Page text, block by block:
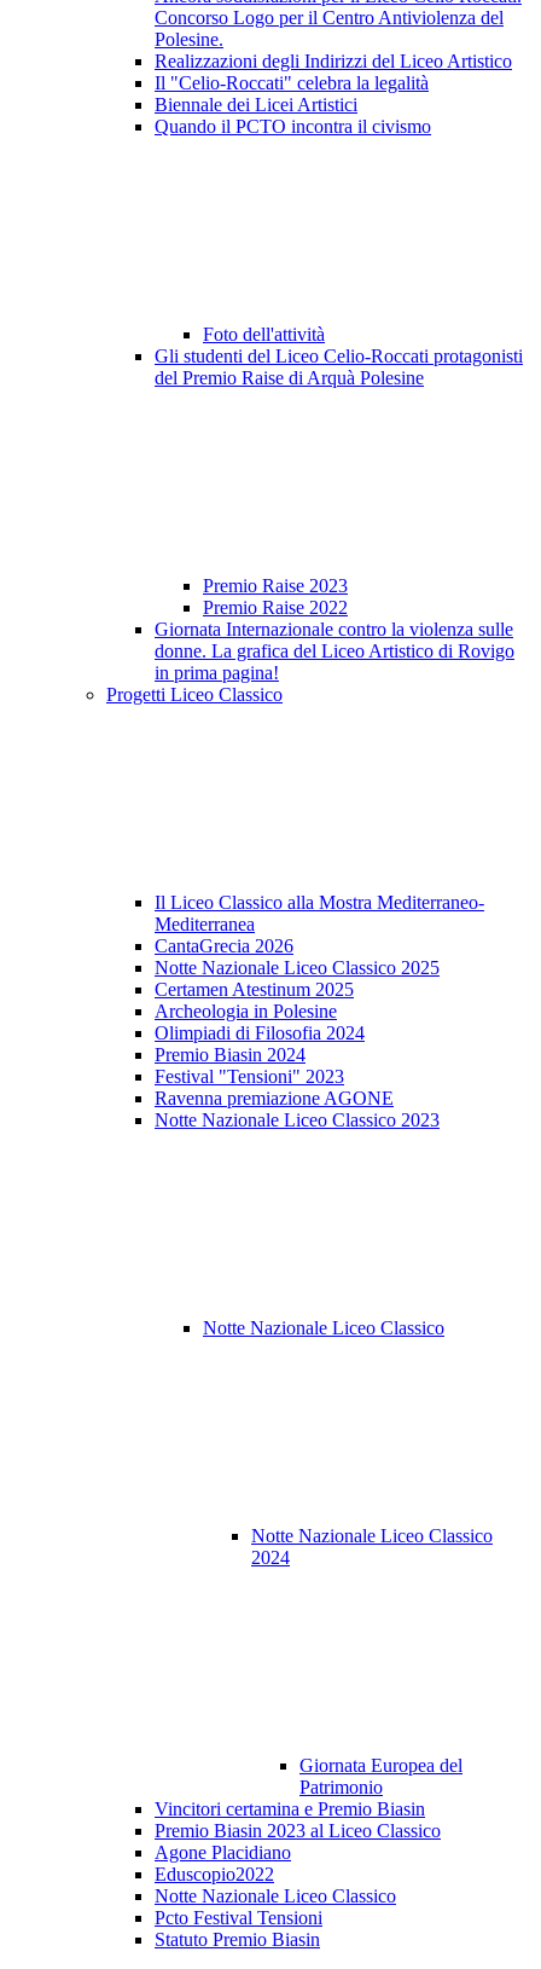
Concorso Logo per il Centro Antiviolenza del
Polesine.
Realizzazioni degli Indirizzi del Liceo Artistico
Il "Celio-Roccati" celebra la legalità
Biennale dei Licei Artistici
Quando il PCTO incontra il civismo
Foto dell'attività
Gli studenti del Liceo Celio-Roccati protagonisti
del Premio Raise di Arquà Polesine
Premio Raise 2023
Premio Raise 2022
Giornata Internazionale contro la violenza sulle
donne. La grafica del Liceo Artistico di Rovigo
in prima pagina!
Progetti Liceo Classico
Il Liceo Classico alla Mostra Mediterraneo-
Mediterranea
CantaGrecia 2026
Notte Nazionale Liceo Classico 2025
Certamen Atestinum 2025
Archeologia in Polesine
Olimpiadi di Filosofia 2024
Premio Biasin 2024
Festival "Tensioni" 2023
Ravenna premiazione AGONE
Notte Nazionale Liceo Classico 2023
Notte Nazionale Liceo Classico
Notte Nazionale Liceo Classico
2024
Giornata Europea del
Patrimonio
Vincitori certamina e Premio Biasin
Premio Biasin 2023 al Liceo Classico
Agone Placidiano
Eduscopio2022
Notte Nazionale Liceo Classico
Pcto Festival Tensioni
Statuto Premio Biasin